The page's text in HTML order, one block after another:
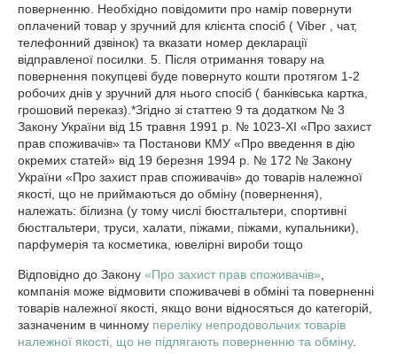
поверненню. Необхідно повідомити про намір повернути
оплачений товар у зручний для клієнта спосіб ( Viber , чат,
телефонний дзвінок) та вказати номер декларації
відправленої посилки. 5. Після отримання товару на
повернення покупцеві буде повернуто кошти протягом 1-2
робочих днів у зручний для нього спосіб ( банківська картка,
грошовий переказ).*Згідно зі статтею 9 та додатком № 3
Закону України від 15 травня 1991 р. № 1023-ХІ «Про захист
прав споживачів» та Постанови КМУ «Про введення в дію
окремих статей» від 19 березня 1994 р. № 172 № Закону
України «Про захист прав споживачів» до товарів належної
якості, що не приймаються до обміну (повернення),
належать: білизна (у тому числі бюстгальтери, спортивні
бюстгальтери, труси, халати, піжами, піжами, купальники),
парфумерія та косметика, ювелірні вироби тощо
Відповідно до Закону «Про захист прав споживачів»
компанія може відмовити споживачеві в обміні та поверненні
товарів належної якості, якщо вони відносяться до категорій,
зазначеним в чинному переліку непродовольчих товарів
належної якості, що не підлягають поверненню та обміну.